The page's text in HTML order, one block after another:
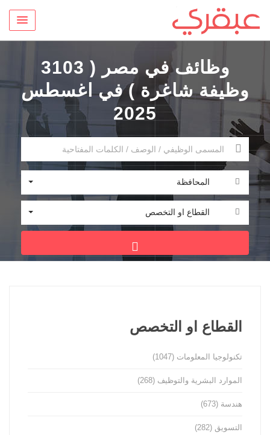
وظائف في مصر ( 3103
وظيفة شاغرة ) في اغسطس
2025
المحافظة
القطاع او التخصص
القطاع او التخصص
تكنولوجيا المعلومات (1047)
الموارد البشرية والتوظيف (268)
هندسة (673)
التسويق (282)